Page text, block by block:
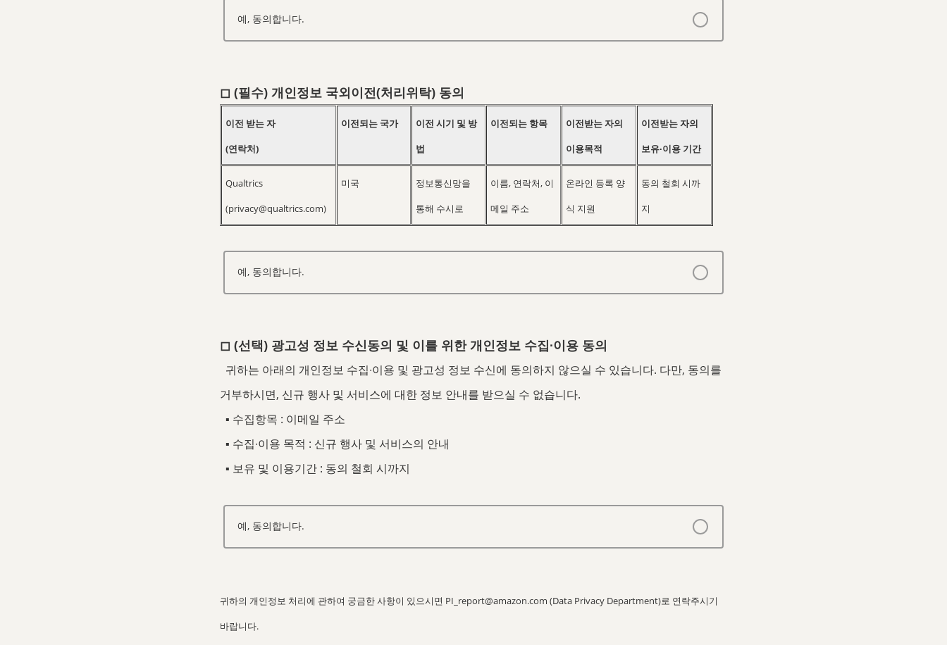
예, 동의합니다.
◻︎ (필수) 개인정보 국외이전(처리위탁) 동의
이전 받는 자
(연락처)
이전되는 국가
이전 시기 및 방
법
이전되는 항목
이전받는 자의
이용목적
이전받는 자의
보유∙이용 기간
Qualtrics
(privacy@qualtrics.com)
미국
정보통신망을
통해 수시로
이름, 연락처, 이
메일 주소
온라인 등록 양
식 지원
동의 철회 시까
지
예, 동의합니다.
◻︎ (선택) 광고성 정보 수신동의 및 이를 위한 개인정보 수집∙이용 동의
귀하는 아래의 개인정보 수집∙이용 및 광고성 정보 수신에 동의하지 않으실 수 있습니다. 다만, 동의를
거부하시면, 신규 행사 및 서비스에 대한 정보 안내를 받으실 수 없습니다.
▪ 수집항목 : 이메일 주소
▪ 수집∙이용 목적 : 신규 행사 및 서비스의 안내
▪ 보유 및 이용기간 : 동의 철회 시까지
예, 동의합니다.
귀하의 개인정보 처리에 관하여 궁금한 사항이 있으시면 PI_report@amazon.com (Data Privacy Department)로 연락주시기
바랍니다.